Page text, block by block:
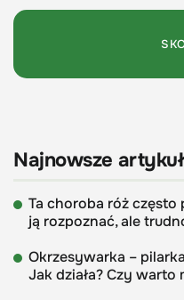
Najnowsze
Ta choroba róż
ją rozpoznać, ale
Okrzesywarka –
Jak działa? Czy warto